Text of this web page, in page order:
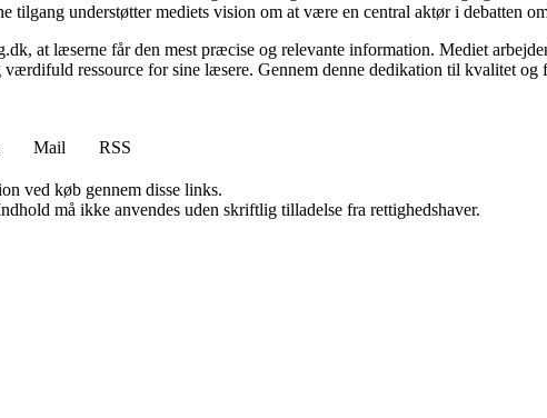
tilgang understøtter mediets vision om at være en central aktør i debatten
at læserne får den mest præcise og relevante information. Mediet
ressource for sine læsere. Gennem denne dedikation til kvalitet
Mail
RSS
ved køb gennem disse links.
må ikke anvendes uden skriftlig tilladelse fra rettighedshaver.